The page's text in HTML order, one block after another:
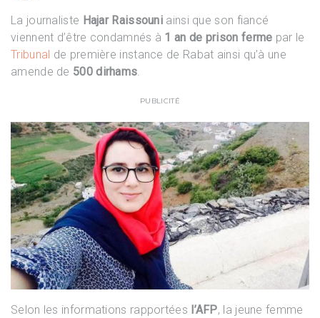
La journaliste Hajar Raissouni ainsi que son fiancé
viennent d’être condamnés à 1 an de prison ferme par le
Tribunal de première instance de Rabat ainsi qu’à une
amende de 500 dirhams.
PUBLICITÉ
Selon les informations rapportées l’AFP, la jeune femme